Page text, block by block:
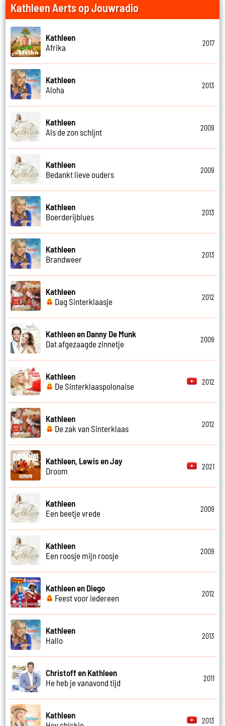
Kathleen Aerts op Jouwradio
Kathleen
Afrika
2017
Kathleen
Aloha
2013
Kathleen
Als de zon schijnt
2009
Kathleen
Bedankt lieve ouders
2009
Kathleen
Boerderijblues
2013
Kathleen
Brandweer
2013
Kathleen
Dag Sinterklaasje
2012
Kathleen en Danny De Munk
Dat afgezaagde zinnetje
2009
Kathleen
De Sinterklaaspolonaise
2012
Kathleen
De zak van Sinterklaas
2012
Kathleen, Lewis en Jay
Droom
2021
Kathleen
Een beetje vrede
2009
Kathleen
Een roosje mijn roosje
2009
Kathleen en Diego
Feest voor iedereen
2012
Kathleen
Hallo
2013
Christoff en Kathleen
He heb je vanavond tijd
2011
Kathleen
2013